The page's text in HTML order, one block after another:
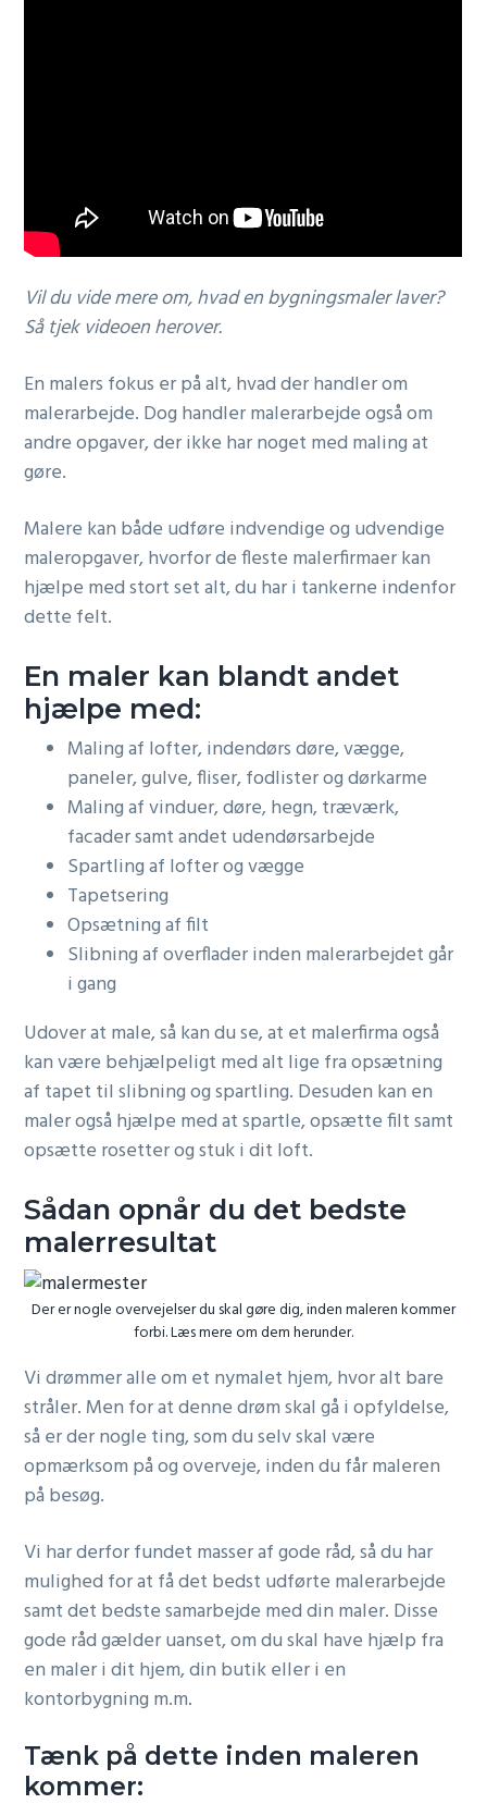
Vil du vide mere om, hvad en bygningsmaler laver?
Så tjek videoen herover.
En malers fokus er på alt, hvad der handler om
malerarbejde. Dog handler malerarbejde også om
andre opgaver, der ikke har noget med maling at
gøre.
Malere kan både udføre indvendige og udvendige
maleropgaver, hvorfor de fleste malerfirmaer kan
hjælpe med stort set alt, du har i tankerne indenfor
dette felt.
En maler kan blandt andet
hjælpe med:
Maling af lofter, indendørs døre, vægge,
paneler, gulve, fliser, fodlister og dørkarme
Maling af vinduer, døre, hegn, træværk,
facader samt andet udendørsarbejde
Spartling af lofter og vægge
Tapetsering
Opsætning af filt
Slibning af overflader inden malerarbejdet går
i gang
Udover at male, så kan du se, at et malerfirma også
kan være behjælpeligt med alt lige fra opsætning
af tapet til slibning og spartling. Desuden kan en
maler også hjælpe med at spartle, opsætte filt samt
opsætte rosetter og stuk i dit loft.
Sådan opnår du det bedste
malerresultat
Der er nogle overvejelser du skal gøre dig, inden maleren kommer
forbi. Læs mere om dem herunder.
Vi drømmer alle om et nymalet hjem, hvor alt bare
stråler. Men for at denne drøm skal gå i opfyldelse,
så er der nogle ting, som du selv skal være
opmærksom på og overveje, inden du får maleren
på besøg.
Vi har derfor fundet masser af gode råd, så du har
mulighed for at få det bedst udførte malerarbejde
samt det bedste samarbejde med din maler. Disse
gode råd gælder uanset, om du skal have hjælp fra
en maler i dit hjem, din butik eller i en
kontorbygning m.m.
Tænk på dette inden maleren
kommer: